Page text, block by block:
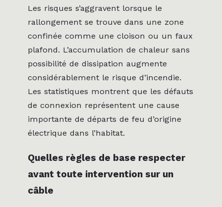
Les risques s’aggravent lorsque le
rallongement se trouve dans une zone
confinée comme une cloison ou un faux
plafond. L’accumulation de chaleur sans
possibilité de dissipation augmente
considérablement le risque d’incendie.
Les statistiques montrent que les défauts
de connexion représentent une cause
importante de départs de feu d’origine
électrique dans l’habitat.
Quelles règles de base respecter
avant toute intervention sur un
câble